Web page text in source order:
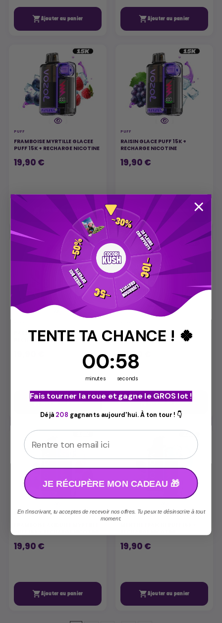
Ajouter au panier Ajouter au panier
PUFF
FRAMBOISE MYRTILLE GLACEE
PUFF 15K + RECHARGE NICOTINE
19,90 €
Ajouter au panier
PUFF
RAISIN GLACE PUFF 15K +
RECHARGE NICOTINE
19,90 €
 Ajouter au panier
PASTEQUE GLACEE PUFF 15K +
RECHARGE NICOTINE
Ajouter au panier
FRAISE KIWI PUFF 15K +
RECHARGE NICOTINE
19,90 €
Ajouter au panier
PUFF
19,90 €
Ajouter au panier
PUFF
19,90 €
Ajouter au panier
TENTE TA CHANCE ! 🍀
Countdown ends in:
0
00
minutes
: 57
57
seconds
Fais tourner la roue et gagne le GROS lot !
Déjà 208 gagnants aujourd'hui. À ton tour ! 👇
Email
JE RÉCUPÈRE MON CADEAU 🎁
En t'inscrivant, tu acceptes de recevoir nos offres. Tu peux te désinscrire à tout
moment.